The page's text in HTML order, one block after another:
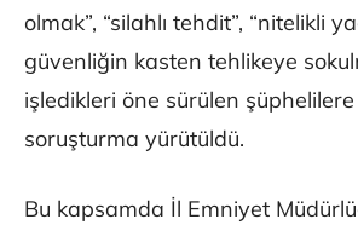
olmak”, “silahlı tehdit”, “nitelikli
güvenliğin kasten tehlikeye
işledikleri öne sürülen
soruşturma yürütüldü.
Bu kapsamda İl Emniyet